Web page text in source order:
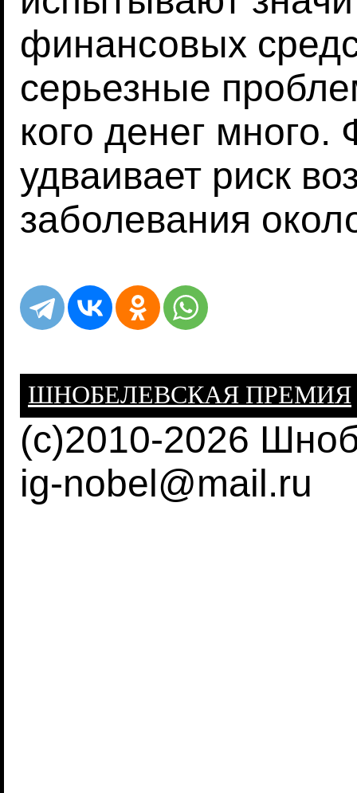
финансовых
серьезные
кого денег
удваивает риск
заболевания
ШНОБЕЛЕВСКАЯ ПРЕМИЯ
(c)2010-2026
ig-nobel@mail.ru